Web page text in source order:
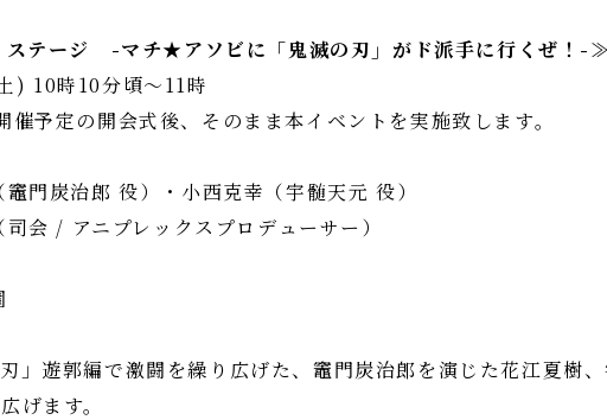
ステージ -マチ★アソビに「鬼滅の刃」がド派手に行くぜ！-≫
10時10分頃～11時
開会式後、そのまま本イベントを実施致します。
門炭治郎 役）・小西克幸（宇髄天元 役）
ニプレックスプロデューサー）
」遊郭編で激闘を繰り広げた、竈門炭治郎を演じた花江夏樹
げます。